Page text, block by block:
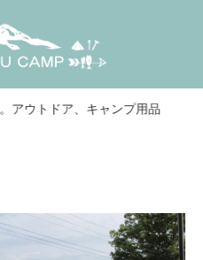
ウトドア、キャンプ用品